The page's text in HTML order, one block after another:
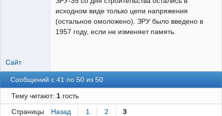
исходном виде только цепи напряжения
(остальное омоложено). ЗРУ было введено в
1957 году, если не изменяет память.
Сайт
Сообщений с 41 по 50 из 50
Тему читают: 1гость
Страницы Назад 1 2
3